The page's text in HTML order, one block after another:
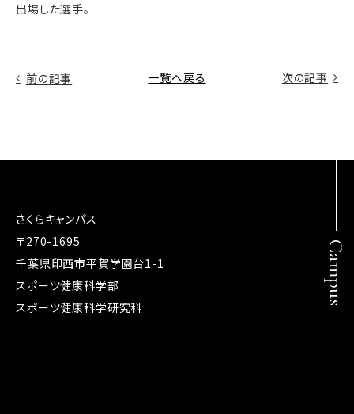
出場した選手。
前の記事 一覧へ戻る 次の記事
Campus
さくらキャンパス
〒270-1695
千葉県印西市平賀学園台1-1
スポーツ健康科学部
スポーツ健康科学研究科